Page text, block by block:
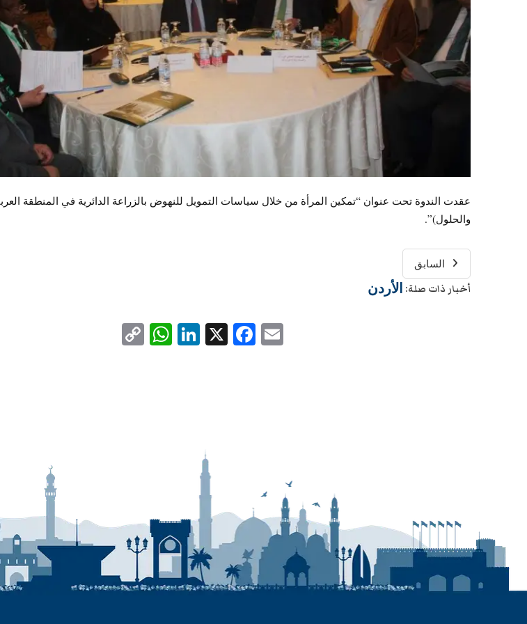
عقدت الندوة تحت عنوان “تمكين المرأة من خلال سياسات التمويل للنهوض بالزراعة الدائرية في المنطقة
والحلول)”.
السابق
أخبار ذات صلة: الأردن
Email
Facebook
X
LinkedIn
WhatsApp